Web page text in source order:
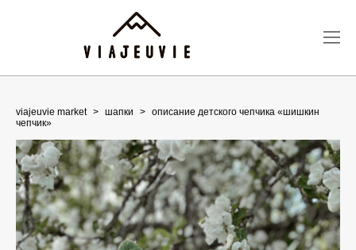
viajeuvie market > шапки > описание детского чепчика «шишкин
чепчик»